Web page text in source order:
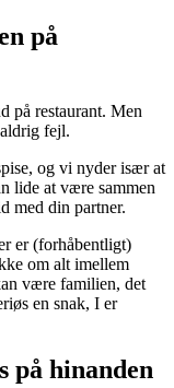
på
på restaurant. Men
fejl.
og vi nyder især at
lide at være sammen
med din partner.
er (forhåbentligt)
om alt imellem
være familien, det
en snak, I er
på hinanden